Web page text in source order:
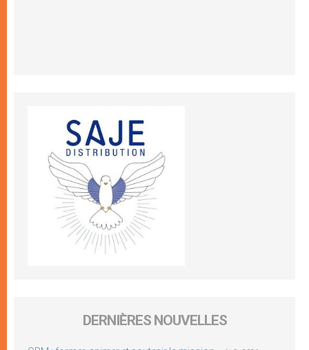
DERNIÈRES NOUVELLES